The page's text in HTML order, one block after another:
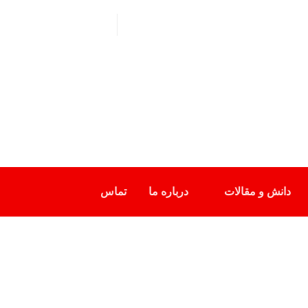
دانش و مقالات درباره ما تماس